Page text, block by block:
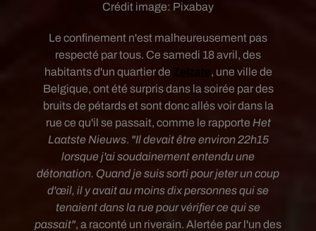
Crédit image: Pixabay
Le confinement n'est malheureusement pas
respecté par tous. Ce samedi 18 avril, des
habitants d'un quartier de Zelzate, une ville de
Belgique, ont été surpris dans la soirée par des
bruits de pétards et sont donc allés voir dans la
rue ce qu'il se passait, comme le rapporte Het
Laatste Nieuws. "Il devait être environ 22h15
lorsque j'ai soudainement entendu une
détonation. Quand je suis sorti pour jeter un coup
d'œil, il y avait au moins dix personnes qui se
tenaient dans la rue pour vérifier ce qui se
passait", a raconté un riverain. Alertée par l'un des